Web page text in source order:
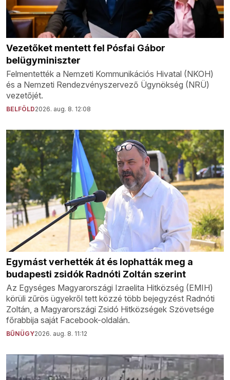
Vezetőket mentett fel Pósfai Gábor
belügyminiszter
Felmentették a Nemzeti Kommunikációs Hivatal (NKOH)
és a Nemzeti Rendezvényszervező Ügynökség (NRÜ)
vezetőjét.
BELFÖLD2026. aug. 8. 12:08
Egymást verhették át és lophatták meg a
budapesti zsidók Radnóti Zoltán szerint
Az Egységes Magyarországi Izraelita Hitközség (EMIH)
körüli zűrös ügyekről tett közzé több bejegyzést Radnóti
Zoltán, a Magyarországi Zsidó Hitközségek Szövetsége
főrabbija saját Facebook-oldalán.
BŰNÜGY2026. aug. 8. 11:12